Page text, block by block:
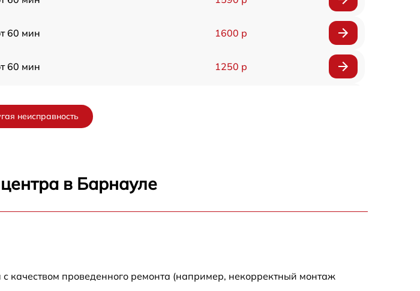
60 мин 1600 р
60 мин 1250 р
60 мин 1550 р
60 мин 1600 р
неисправность
в Барнауле
качеством проведенного ремонта (например, некорректный монтаж